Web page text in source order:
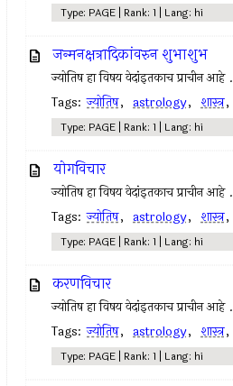
Type: PAGE | Rank: 1 | Lang: hi
जन्मनक्षत्रादिकांवरुन शुभाशुभ
ज्योतिष हा विषय वेदांइतकाच प्राचीन आहे .
Tags: ज्योतिष, astrology, शास्त्र,
Type: PAGE | Rank: 1 | Lang: hi
योगविचार
ज्योतिष हा विषय वेदांइतकाच प्राचीन आहे .
Tags: ज्योतिष, astrology, शास्त्र,
Type: PAGE | Rank: 1 | Lang: hi
करणविचार
ज्योतिष हा विषय वेदांइतकाच प्राचीन आहे .
Tags: ज्योतिष, astrology, शास्त्र,
Type: PAGE | Rank: 1 | Lang: hi